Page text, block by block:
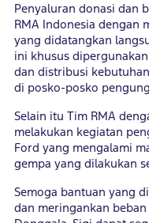
Penyaluran donasi dan
RMA Indonesia dengan
yang didatangkan
ini khusus
dan distribusi
di posko-posko
Selain itu Tim RMA
melakukan kegiatan
Ford yang mengalami
gempa yang dilakukan
Semoga bantuan yang
dan meringankan